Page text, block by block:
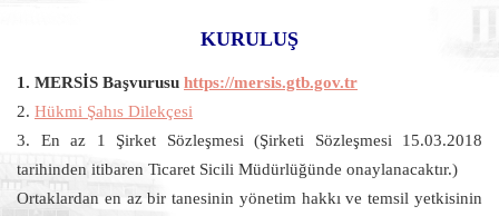
KURULUŞ
1. MERSİS Başvurusu https://mersis.gtb.gov.tr
2. Hükmi Şahıs Dilekçesi
3. En az 1 Şirket Sözleşmesi (Şirketi Sözleşmesi 15.03.2018
tarihinden itibaren Ticaret Sicili Müdürlüğünde onaylanacaktır.)
Ortaklardan en az bir tanesinin yönetim hakkı ve temsil yetkisinin